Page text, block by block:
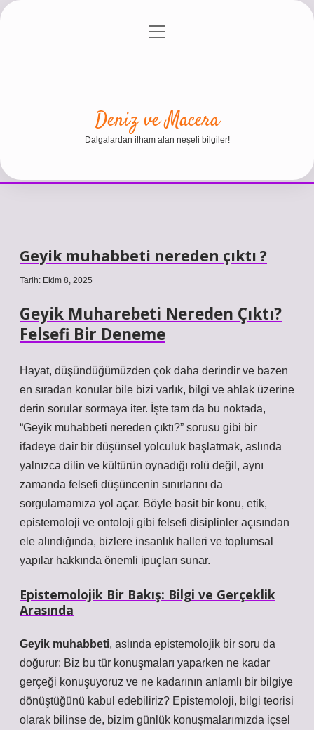
Gizlilik Politikası
menüyü
Deniz ve Macera
Dalgalardan ilham alan neşeli bilgiler!
Geyik muhabbeti nereden çıktı ?
Tarih: Ekim 8, 2025
Geyik Muharebeti Nereden Çıktı?
Felsefi Bir Deneme
Hayat, düşündüğümüzden çok daha derindir ve bazen
en sıradan konular bile bizi varlık, bilgi ve ahlak üzerine
derin sorular sormaya iter. İşte tam da bu noktada,
“Geyik muhabbeti nereden çıktı?” sorusu gibi bir
ifadeye dair bir düşünsel yolculuk başlatmak, aslında
yalnızca dilin ve kültürün oynadığı rolü değil, aynı
zamanda felsefi düşüncenin sınırlarını da
sorgulamamıza yol açar. Böyle basit bir konu, etik,
epistemoloji ve ontoloji gibi felsefi disiplinler açısından
ele alındığında, bizlere insanlık halleri ve toplumsal
yapılar hakkında önemli ipuçları sunar.
Epistemolojik Bir Bakış: Bilgi ve Gerçeklik
Arasında
Geyik muhabbeti, aslında epistemolojik bir soru da
doğurur: Biz bu tür konuşmaları yaparken ne kadar
gerçeği konuşuyoruz ve ne kadarının anlamlı bir bilgiye
dönüştüğünü kabul edebiliriz? Epistemoloji, bilgi teorisi
olarak bilinse de, bizim günlük konuşmalarımızda içsel